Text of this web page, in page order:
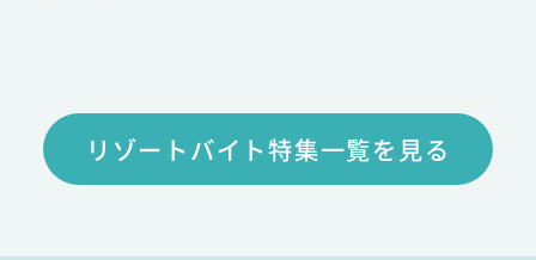
リゾートバイト特集一覧を見る